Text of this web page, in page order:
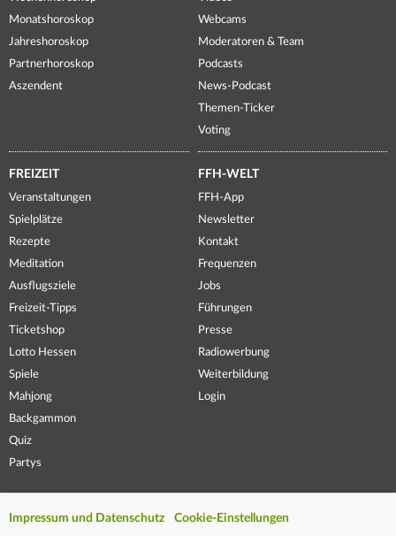
Monatshoroskop
Jahreshoroskop
Partnerhoroskop
Aszendent
Webcams
Moderatoren & Team
Podcasts
News-Podcast
Themen-Ticker
Voting
FREIZEIT
Veranstaltungen
Spielplätze
Rezepte
Meditation
Ausflugsziele
Freizeit-Tipps
Ticketshop
Lotto Hessen
Spiele
Mahjong
Backgammon
Quiz
Partys
FFH-WELT
FFH-App
Newsletter
Kontakt
Frequenzen
Jobs
Führungen
Presse
Radiowerbung
Weiterbildung
Login
Impressum und Datenschutz Cookie-Einstellungen